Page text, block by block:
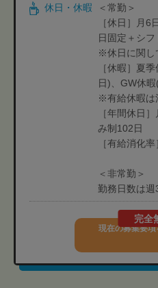
休日・休暇
＜常勤＞
［休日］月6
日固定＋シフ
※休日に関し
［休暇］夏
日)、GW休
※有給休暇は
［年間休日
み制102日
［有給消化
＜非常勤＞
勤務日数は週
完全
現在の募集要項